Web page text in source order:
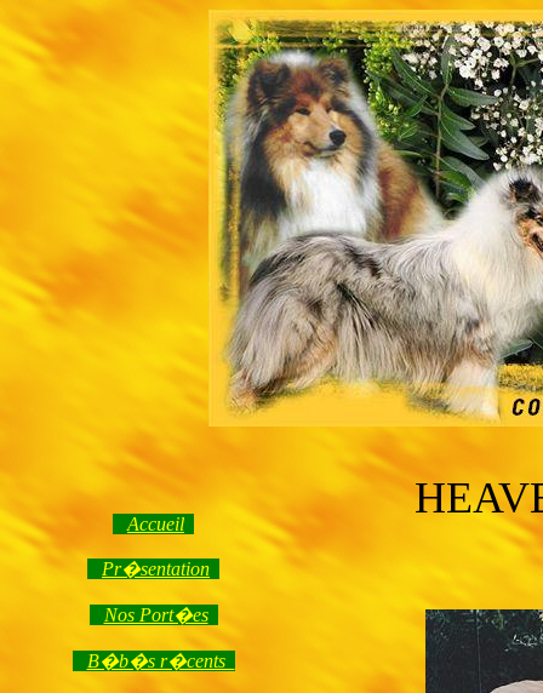
Accueil
Pr�sentation
Nos Port�es
B�b�s r�cents